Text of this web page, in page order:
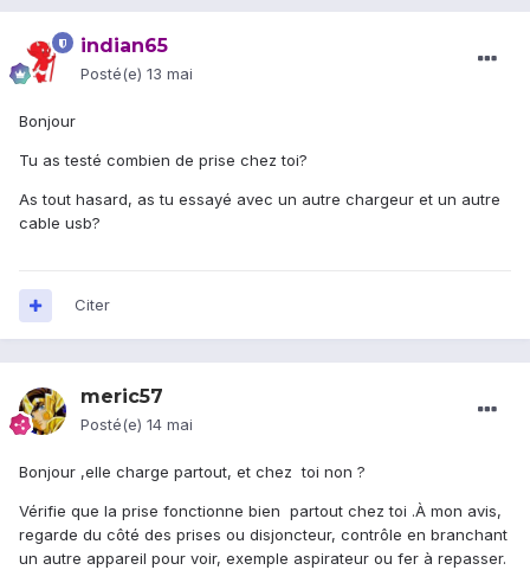
indian65
Posté(e) 13 mai
Bonjour
Tu as testé combien de prise chez toi?
As tout hasard, as tu essayé avec un autre chargeur et un autre
cable usb?
Citer
meric57
Posté(e) 14 mai
Bonjour ,elle charge partout, et chez toi non ?
Vérifie que la prise fonctionne bien partout chez toi .À mon avis,
regarde du côté des prises ou disjoncteur, contrôle en branchant
un autre appareil pour voir, exemple aspirateur ou fer à repasser.